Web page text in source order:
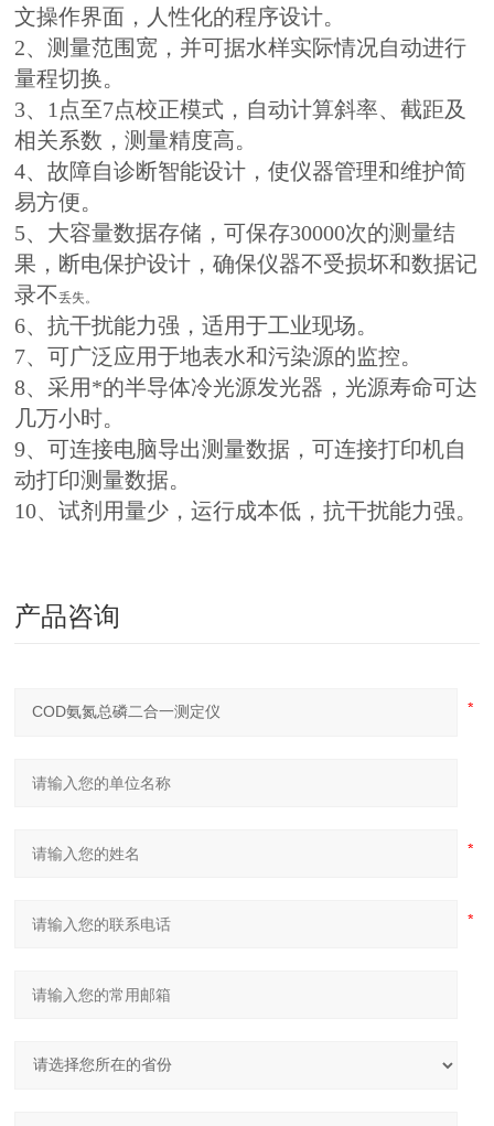
文操作界面，人性化的程序设计。
2、测量范围宽，并可据水样实际情况自动进行
量程切换。
3、1点至7点校正模式，自动计算斜率、截距及
相关系数，测量精度高。
4、故障自诊断智能设计，使仪器管理和维护简
易方便。
5、大容量数据存储，可保存30000次的测量结
果，断电保护设计，确保仪器不受损坏和数据记
录不丢失。
6、抗干扰能力强，适用于工业现场。
7、可广泛应用于地表水和污染源的监控。
8、采用*的半导体冷光源发光器，光源寿命可达
几万小时。
9、可连接电脑导出测量数据，可连接打印机自
动打印测量数据。
10、试剂用量少，运行成本低，抗干扰能力强。
产品咨询